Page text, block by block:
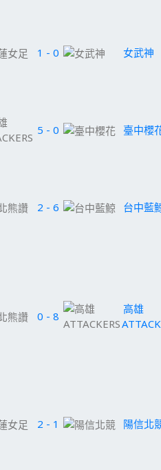
1 - 0 女武神
5 - 0 臺中櫻
2 - 6 台中藍
0 - 8
高雄
2 - 1 陽信北